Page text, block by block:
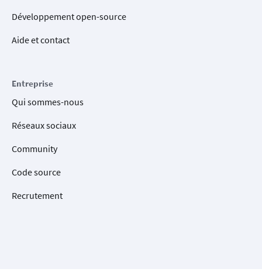
Développement open-source
Aide et contact
Entreprise
Qui sommes-nous
Réseaux sociaux
Community
Code source
Recrutement